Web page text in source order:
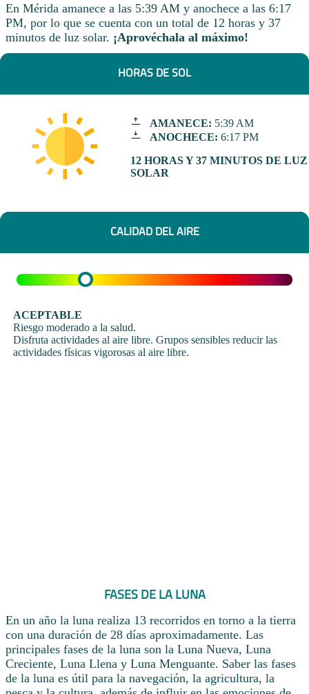
En Mérida amanece a las 5:39 AM y anochece a las 6:17
PM, por lo que se cuenta con un total de 12 horas y 37
minutos de luz solar. ¡Aprovéchala al máximo!
HORAS DE SOL
AMANECE: 5:39 AM
ANOCHECE: 6:17 PM
12 HORAS Y 37 MINUTOS DE LUZ
SOLAR
CALIDAD DEL AIRE
ACEPTABLE
Riesgo moderado a la salud.
Disfruta actividades al aire libre. Grupos sensibles reducir las
actividades físicas vigorosas al aire libre.
FASES DE LA LUNA
En un año la luna realiza 13 recorridos en torno a la tierra
con una duración de 28 días aproximadamente. Las
principales fases de la luna son la Luna Nueva, Luna
Creciente, Luna Llena y Luna Menguante. Saber las fases
de la luna es útil para la navegación, la agricultura, la